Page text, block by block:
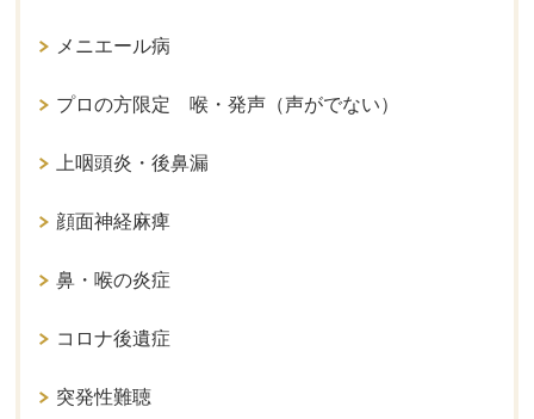
メニエール病
プロの方限定 喉・発声（声がでない）
上咽頭炎・後鼻漏
顔面神経麻痺
鼻・喉の炎症
コロナ後遺症
突発性難聴